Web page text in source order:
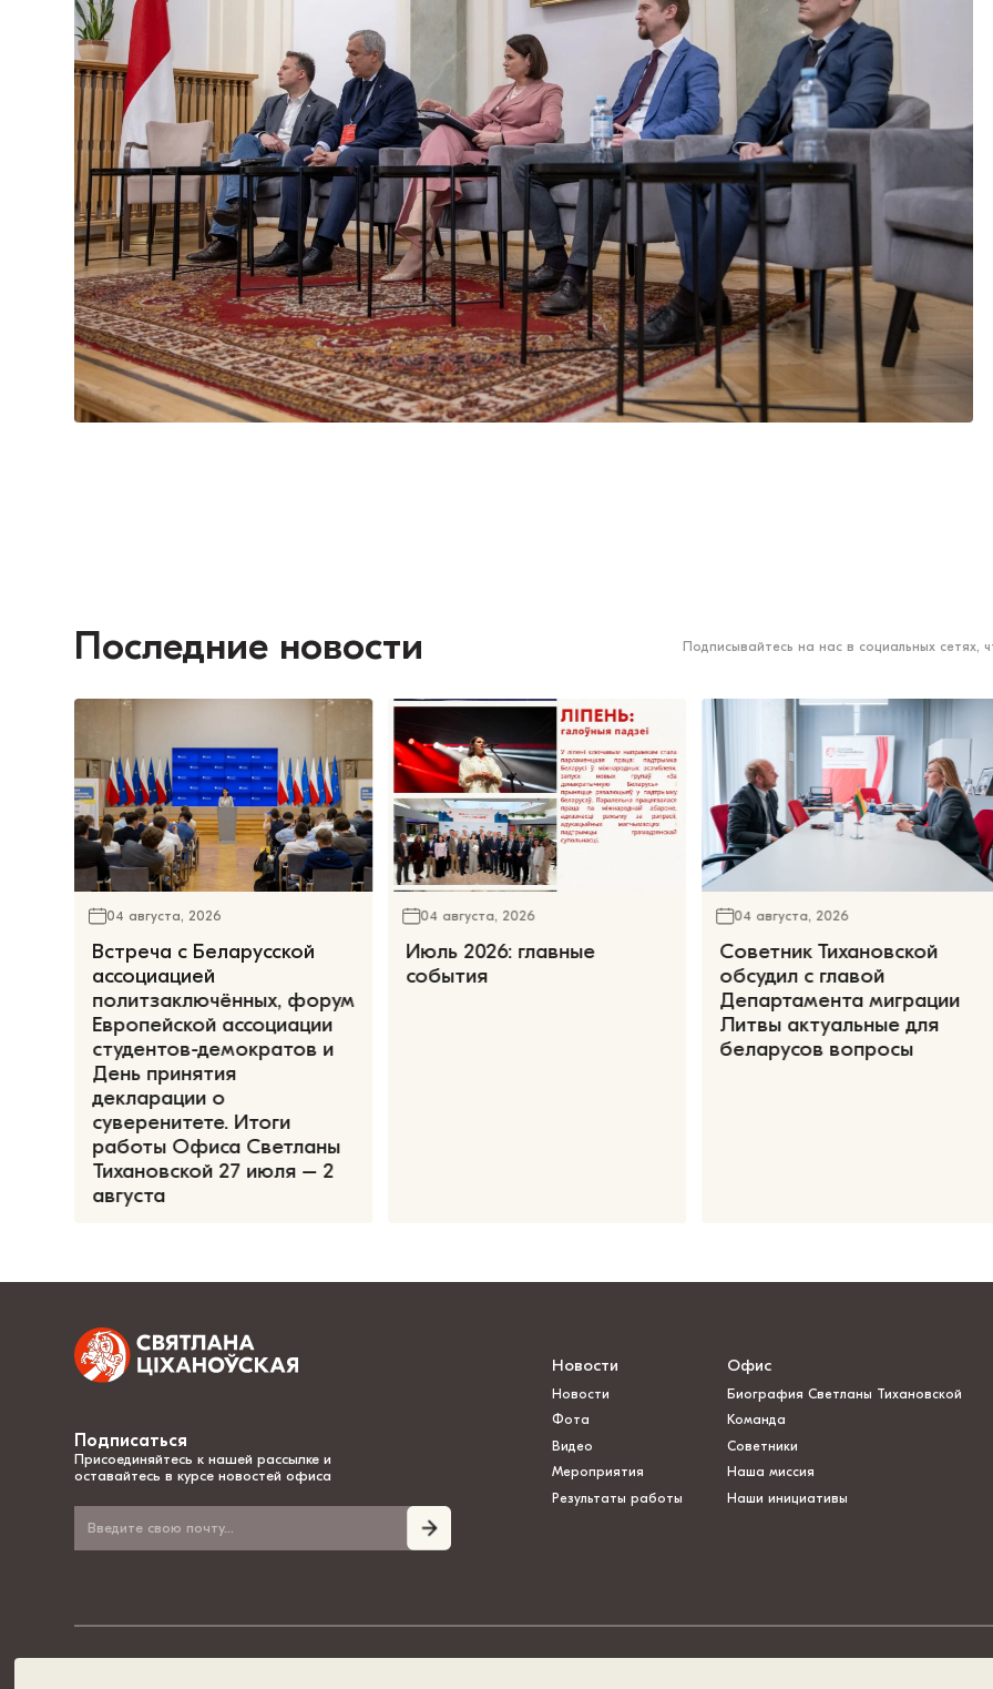
Последние новости Подписывайтесь на нас в социальных сетях,
04 августа, 2026
Встреча с Беларусской
ассоциацией
политзаключённых, форум
Европейской ассоциации
студентов-демократов и
День принятия
декларации о
суверенитете. Итоги
работы Офиса Светланы
Тихановской 27 июля – 2
августа
04 августа, 2026
Июль 2026: главные
события
04 августа, 2026
Советник Тихановской
обсудил с главой
Департамента миграции
Литвы актуальные для
беларусов вопросы
Подписаться
Присоединяйтесь к нашей рассылке и
оставайтесь в курсе новостей офиса
Новости
Новости
Фота
Видео
Мероприятия
Результаты работы
Офис
Биография Светланы Тихановской
Команда
Советники
Наша миссия
Наши инициативы